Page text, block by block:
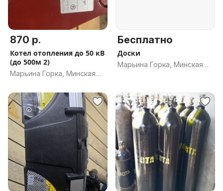
870 р.
Котел отопления до 50 кВ
(до 500м 2)
Марьина Горка, Минская
Бесплатно
Доски
Марьина Горка, Минская